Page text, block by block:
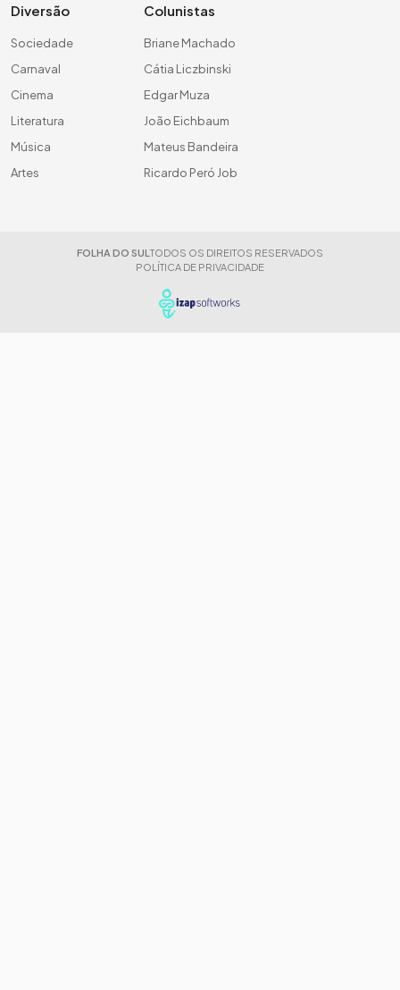
Diversão
Sociedade
Carnaval
Cinema
Literatura
Música
Artes
Colunistas
Briane Machado
Cátia Liczbinski
Edgar Muza
João Eichbaum
Mateus Bandeira
Ricardo Peró Job
FOLHA DO SUL TODOS OS DIREITOS RESERVADOS
POLÍTICA DE PRIVACIDADE